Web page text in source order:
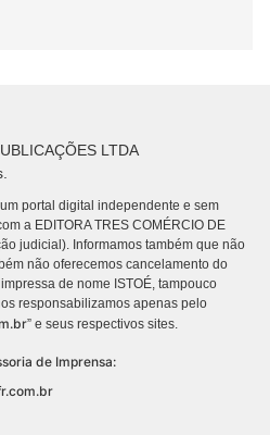
LTDA
portal digital independente e sem
a EDITORA TRES COMÉRCIO DE
judicial). Informamos também que não
não oferecemos cancelamento do
de nome ISTOÉ, tampouco
responsabilizamos apenas pelo
” e seus respectivos sites.
de Imprensa: